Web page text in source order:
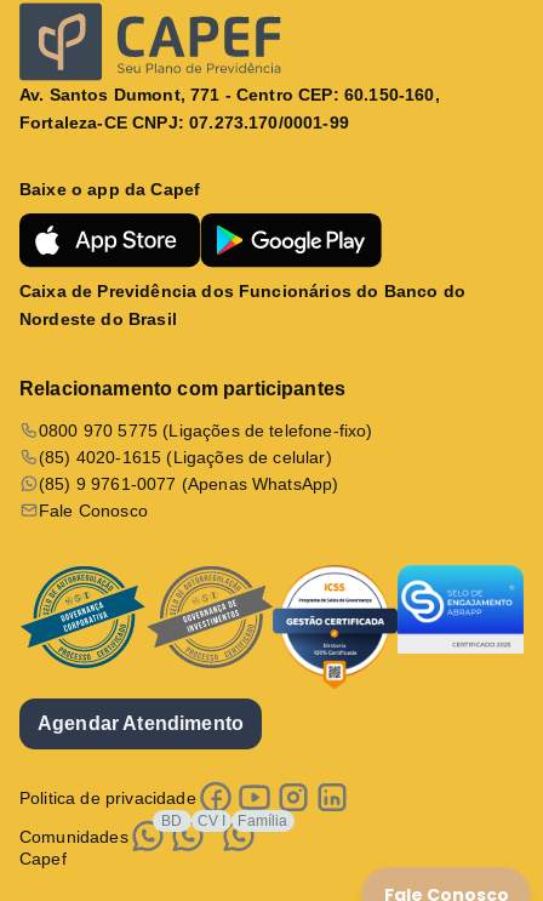
Av. Santos Dumont, 771 - Centro CEP: 60.150-160,
Fortaleza-CE CNPJ: 07.273.170/0001-99
Baixe o app da Capef
Caixa de Previdência dos Funcionários do Banco do
Nordeste do Brasil
Relacionamento com participantes
0800 970 5775 (Ligações de telefone-fixo)
(85) 4020-1615 (Ligações de celular)
(85) 9 9761-0077 (Apenas WhatsApp)
Fale Conosco
Agendar Atendimento
Politica de privacidade
Comunidades
Capef
BD CV I Família